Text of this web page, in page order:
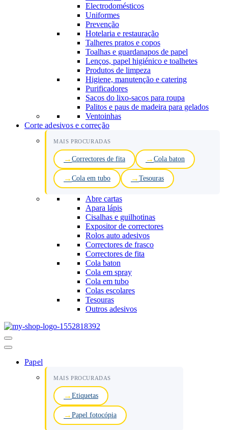
Electrodomésticos
Uniformes
Prevenção
Hotelaria e restauração
Talheres pratos e copos
Toalhas e guardanapos de papel
Lenços, papel higiénico e toalhetes
Produtos de limpeza
Higiene, manutenção e catering
Purificadores
Sacos do lixo-sacos para roupa
Palitos e paus de madeira para gelados
Ventoinhas
Corte adesivos e correção
MAIS PROCURADAS
Correctores de fita Cola baton
Cola em tubo Tesouras
Abre cartas
Apara lápis
Cisalhas e guilhotinas
Expositor de correctores
Rolos auto adesivos
Correctores de frasco
Correctores de fita
Cola baton
Cola em spray
Cola em tubo
Colas escolares
Tesouras
Outros adesivos
Menu
de
Papel
MAIS PROCURADAS
Etiquetas
Papel fotocópia